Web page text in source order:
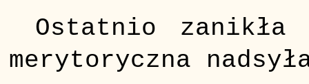
Ostatnio zanikła
merytoryczna